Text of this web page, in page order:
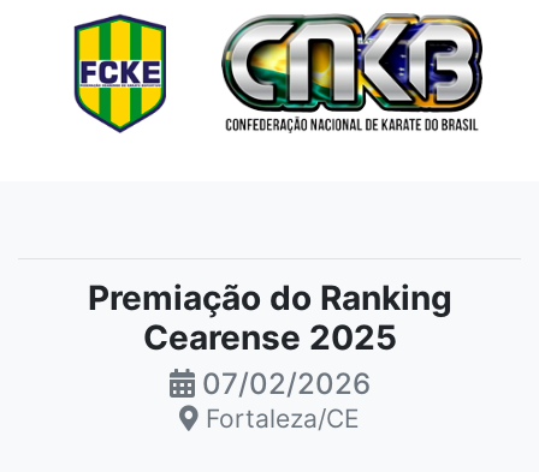
Premiação do Ranking
Cearense 2025
07/02/2026
Fortaleza/CE